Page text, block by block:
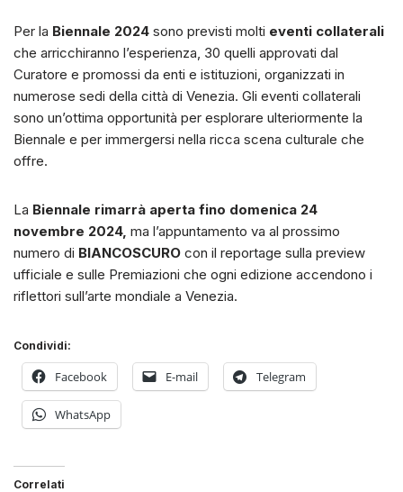
Per la Biennale 2024 sono previsti molti eventi collaterali
che arricchiranno l’esperienza, 30 quelli approvati dal
Curatore e promossi da enti e istituzioni, organizzati in
numerose sedi della città di Venezia. Gli eventi collaterali
sono un’ottima opportunità per esplorare ulteriormente la
Biennale e per immergersi nella ricca scena culturale che
offre.
La Biennale rimarrà aperta fino domenica 24
novembre 2024, ma l’appuntamento va al prossimo
numero di BIANCOSCURO con il reportage sulla preview
ufficiale e sulle Premiazioni che ogni edizione accendono i
riflettori sull’arte mondiale a Venezia.
Condividi:
Facebook E-mail Telegram
WhatsApp
Correlati